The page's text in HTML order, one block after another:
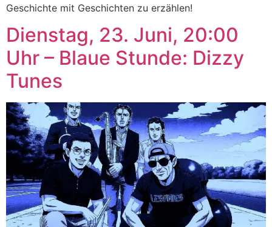
Geschichte mit Geschichten zu erzählen!
Dienstag, 23. Juni, 20:00
Uhr – Blaue Stunde: Dizzy
Tunes